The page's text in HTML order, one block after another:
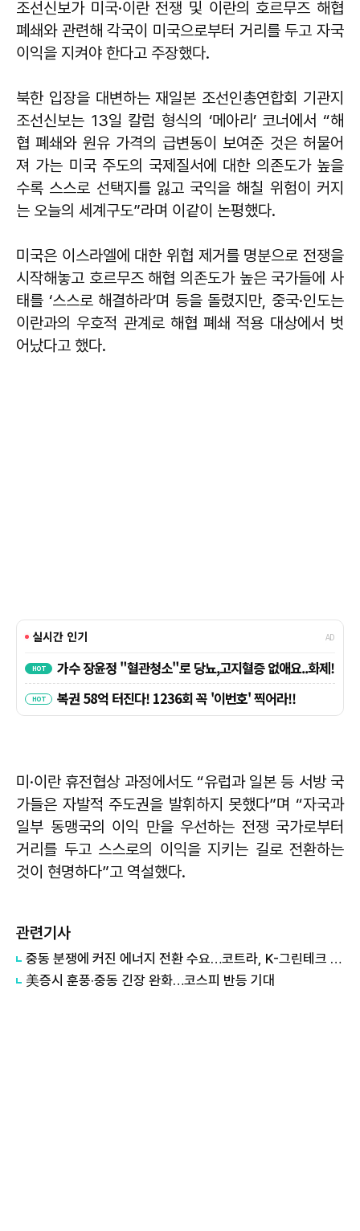
조선신보가 미국·이란 전쟁 및 이란의 호르무즈 해협
폐쇄와 관련해 각국이 미국으로부터 거리를 두고 자국
이익을 지켜야 한다고 주장했다.
북한 입장을 대변하는 재일본 조선인총연합회 기관지
조선신보는 13일 칼럼 형식의 ‘메아리’ 코너에서 “해
협 폐쇄와 원유 가격의 급변동이 보여준 것은 허물어
져 가는 미국 주도의 국제질서에 대한 의존도가 높을
수록 스스로 선택지를 잃고 국익을 해칠 위험이 커지
는 오늘의 세계구도”라며 이같이 논평했다.
미국은 이스라엘에 대한 위협 제거를 명분으로 전쟁을
시작해놓고 호르무즈 해협 의존도가 높은 국가들에 사
태를 ‘스스로 해결하라’며 등을 돌렸지만, 중국·인도는
이란과의 우호적 관계로 해협 폐쇄 적용 대상에서 벗
어났다고 했다.
미·이란 휴전협상 과정에서도 “유럽과 일본 등 서방 국
가들은 자발적 주도권을 발휘하지 못했다”며 “자국과
일부 동맹국의 이익 만을 우선하는 전쟁 국가로부터
거리를 두고 스스로의 이익을 지키는 길로 전환하는
것이 현명하다”고 역설했다.
관련기사
중동 분쟁에 커진 에너지 전환 수요…코트라, K-그린테크 수출길 넓힌다
美증시 훈풍·중동 긴장 완화…코스피 반등 기대